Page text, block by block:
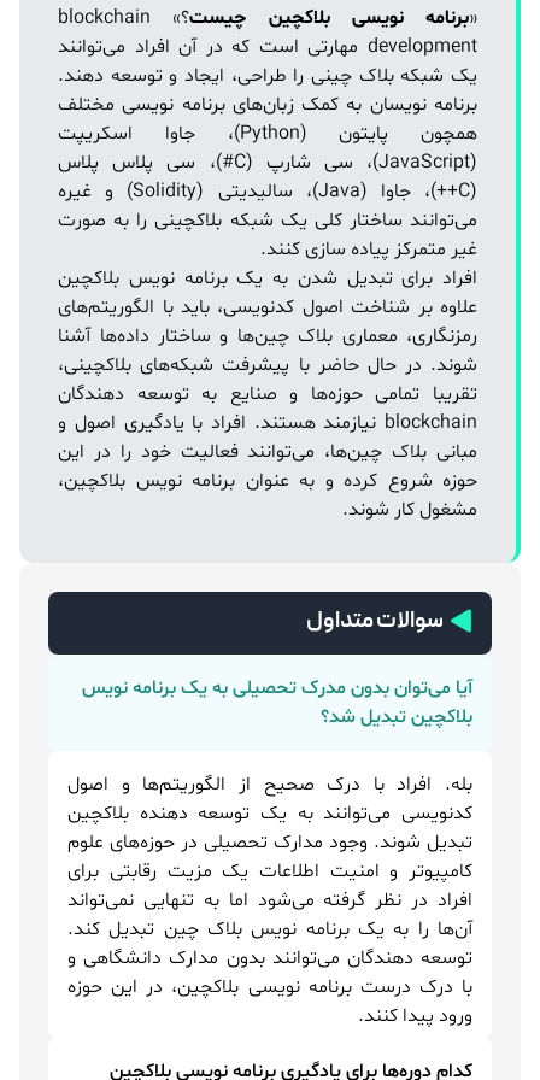
«برنامه نویسی بلاکچین چیست
؟» blockchain
development مهارتی است که در آن افراد می‌توانند
یک شبکه بلاک چینی را طراحی، ایجاد و توسعه دهند.
برنامه نویسان به کمک زبان‌های برنامه نویسی مختلف
همچون پایتون (Python)، جاوا اسکریپت
(JavaScript)، سی شارپ (C#)، سی پلاس پلاس
(C++)، جاوا (Java)، سالیدیتی (Solidity) و غیره
می‌توانند ساختار کلی یک شبکه بلاکچینی را به صورت
غیر متمرکز پیاده سازی کنند.
افراد برای تبدیل شدن به یک برنامه نویس بلاکچین
علاوه بر شناخت اصول کدنویسی، باید با الگوریتم‌های
رمزنگاری، معماری بلاک چین‌ها و ساختار داده‌ها آشنا
شوند. در حال حاضر با پیشرفت شبکه‌های بلاکچینی،
تقریبا تمامی حوزه‌ها و صنایع به توسعه دهندگان
blockchain نیازمند هستند. افراد با یادگیری اصول و
مبانی بلاک چین‌ها، می‌توانند فعالیت خود را در این
حوزه شروع کرده و به عنوان برنامه نویس بلاکچین،
مشغول کار شوند.
سوالات متداول
آیا می‌توان بدون مدرک تحصیلی به یک برنامه نویس
بلاکچین تبدیل شد؟
بله. افراد با درک صحیح از الگوریتم‌ها و اصول
کدنویسی می‌توانند به یک توسعه دهنده بلاکچین
تبدیل شوند. وجود مدارک تحصیلی در حوزه‌های علوم
کامپیوتر و امنیت اطلاعات یک مزیت رقابتی برای
افراد در نظر گرفته می‌شود اما به تنهایی نمی‌تواند
آن‌ها را به یک برنامه نویس بلاک چین تبدیل کند.
توسعه دهندگان می‌توانند بدون مدارک دانشگاهی و
با درک درست برنامه نویسی بلاکچین، در این حوزه
ورود پیدا کنند.
کدام دوره‌ها برای یادگیری برنامه نویسی بلاکچین